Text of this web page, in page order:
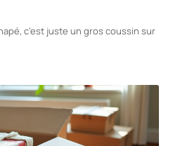
c’est juste un gros coussin sur